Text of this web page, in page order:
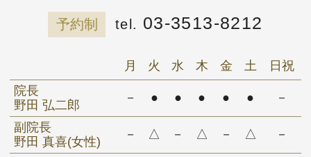
予約制 03-3513-8212
月 火 水 木 金 土
日祝
院長
野田 弘二郎
－ ● ● ● ● ● －
副院長
野田 真喜(女性)
－ △ － △ － △ －